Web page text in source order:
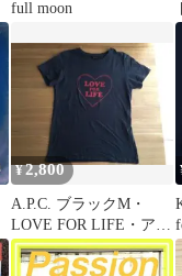
full moon
¥2,800
A.P.C. ブラックM・
LOVE FOR LIFE・アー
ペーセー